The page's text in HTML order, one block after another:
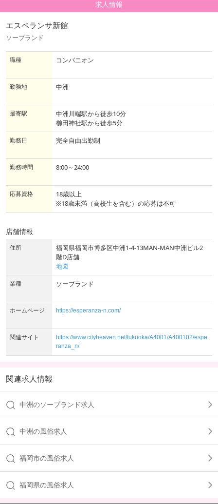
求人情報
エスペランサ新館
ソープランド
職種 コンパニオン
勤務地 中洲
最寄駅
中洲川端駅から徒歩10分
櫛田神社駅から徒歩5分
勤務日 完全自由出勤制
勤務時間 8:00～24:00
応募資格
18歳以上
※18歳未満（高校生を含む）の応募は不可
店舗情報
住所
福岡県福岡市博多区中洲1-4-13MAN-MAN中洲ビル2
階D店舗
地図
業種 ソープランド
ホームページ https://esperanza-n.com/
関連サイト
https://www.cityheaven.net/fukuoka/A4001/A400102/espe
ranza_n/
関連求人情報
中洲のソープランド求人
中洲の風俗求人
福岡市の風俗求人
福岡県の風俗求人